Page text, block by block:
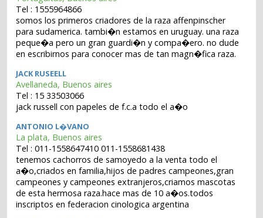
Tel : 1555964866
somos los primeros criadores de la raza affenpinscher
para sudamerica. tambi�n estamos en uruguay. una raza
peque�a pero un gran guardi�n y compa�ero. no dude
en escribirnos para conocer mas de tan magn�fica raza.
JACK RUSEELL
Avellaneda, Buenos aires
Tel : 15 33503066
jack russell con papeles de f.c.a todo el a�o
ANTONIO L�VANO
La plata, Buenos aires
Tel : 011-1558647410 011-1558681438
tenemos cachorros de samoyedo a la venta todo el
a�o,criados en familia,hijos de padres campeones,gran
campeones y campeones extranjeros,criamos mascotas
de esta hermosa raza.hace mas de 10 a�os.todos
inscriptos en federacion cinologica argentina